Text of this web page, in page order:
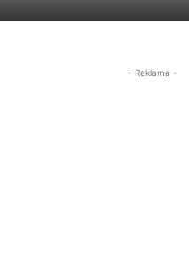
- Reklama -